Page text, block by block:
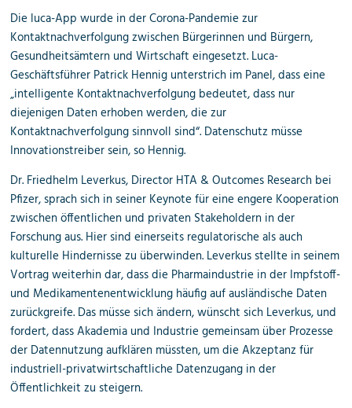
Die luca-App wurde in der Corona-Pandemie zur
Kontaktnachverfolgung zwischen Bürgerinnen und Bürgern,
Gesundheitsämtern und Wirtschaft eingesetzt. Luca-
Geschäftsführer Patrick Hennig unterstrich im Panel, dass eine
„intelligente Kontaktnachverfolgung bedeutet, dass nur
diejenigen Daten erhoben werden, die zur
Kontaktnachverfolgung sinnvoll sind“. Datenschutz müsse
Innovationstreiber sein, so Hennig.
Dr. Friedhelm Leverkus, Director HTA & Outcomes Research bei
Pfizer, sprach sich in seiner Keynote für eine engere Kooperation
zwischen öffentlichen und privaten Stakeholdern in der
Forschung aus. Hier sind einerseits regulatorische als auch
kulturelle Hindernisse zu überwinden. Leverkus stellte in seinem
Vortrag weiterhin dar, dass die Pharmaindustrie in der Impfstoff-
und Medikamentenentwicklung häufig auf ausländische Daten
zurückgreife. Das müsse sich ändern, wünscht sich Leverkus, und
fordert, dass Akademia und Industrie gemeinsam über Prozesse
der Datennutzung aufklären müssten, um die Akzeptanz für
industriell-privatwirtschaftliche Datenzugang in der
Öffentlichkeit zu steigern.